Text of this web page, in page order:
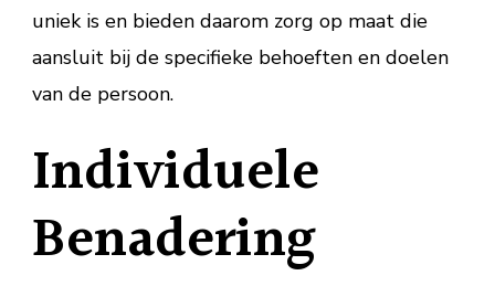
uniek is en bieden daarom zorg op maat die
aansluit bij de specifieke behoeften en doelen
van de persoon.
Individuele
Benadering